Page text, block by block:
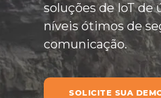
soluções de IoT
níveis ótimos de
comunicação.
SOLICITE SUA